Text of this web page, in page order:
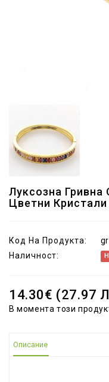
Луксозна
Цветни Кристали
Код На Продукта:
Наличност:
14.30€ (27.97
В момента този
Описание